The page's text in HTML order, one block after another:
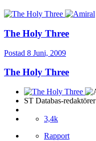
The Holy Three
Postad 8 Juni, 2009
The Holy Three
ST Databas-redaktörer
3,4k
Rapport